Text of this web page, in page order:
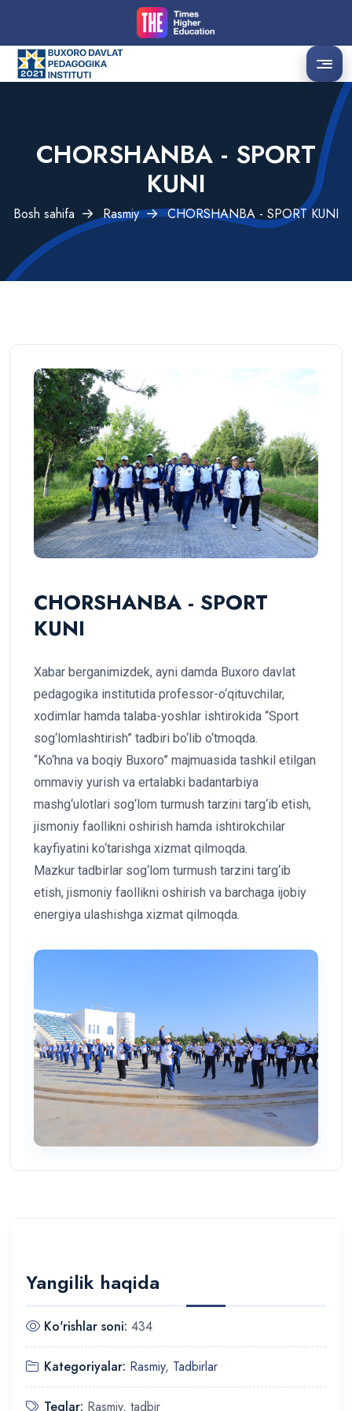
CHORSHANBA - SPORT
KUNI
Bosh sahifa Rasmiy CHORSHANBA - SPORT KUNI
CHORSHANBA - SPORT
KUNI
Xabar berganimizdek, ayni damda Buxoro davlat
pedagogika institutida professor-o‘qituvchilar,
xodimlar hamda talaba-yoshlar ishtirokida “Sport
sog‘lomlashtirish” tadbiri bo‘lib o‘tmoqda.
“Ko‘hna va boqiy Buxoro” majmuasida tashkil etilgan
ommaviy yurish va ertalabki badantarbiya
mashg‘ulotlari sog‘lom turmush tarzini targ‘ib etish,
jismoniy faollikni oshirish hamda ishtirokchilar
kayfiyatini ko‘tarishga xizmat qilmoqda.
Mazkur tadbirlar sog‘lom turmush tarzini targ‘ib
etish, jismoniy faollikni oshirish va barchaga ijobiy
energiya ulashishga xizmat qilmoqda.
Yangilik haqida
Ko'rishlar soni: 434
Kategoriyalar: Rasmiy, Tadbirlar
Teglar: Rasmiy, tadbir